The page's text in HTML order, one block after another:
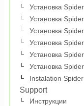
Установка
Установка
Установка
Установка
Установка
Установка
Instalation
Support
Инструкции